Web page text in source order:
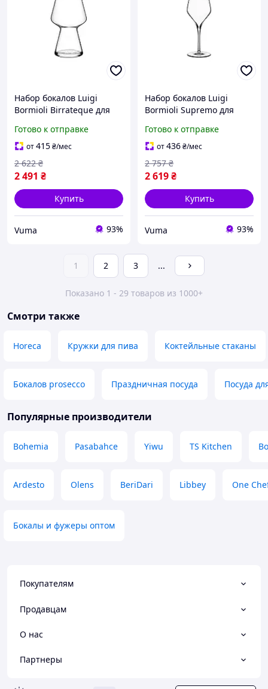
Набор бокалов Luigi
Bormioli Birrateque для
(11828/01)
Готово к отправке
от415₴/мес
2 491 ₴
2 622 ₴
Купить
Vuma 93%
Набор бокалов Luigi
Bormioli Supremo для
уп (11280/01)
Готово к отправке
от436₴/мес
2 619₴
2 757 ₴
Купить
Vuma 93%
1 2 3 ...
Показано 1 - 29 товаров из 1000+
Смотри также
Horeca Кружки для пива Коктейльные стаканы
Бокалов prosecco Праздничная посуда Посуда
Популярные производители
Bohemia Pasabahce Yiwu TS Kitchen
Ardesto Olens BeriDari Libbey One
Бокалы и фужеры оптом
Покупателям
Продавцам
О нас
Партнеры